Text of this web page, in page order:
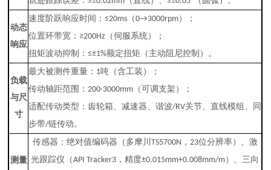
动态
响应
速度阶跃响应时间：≤20ms （0→3000rpm）；
位置环带宽： ≥200Hz （伺服系统）；
扭矩波动抑制：≤±1%额定扭矩（主动阻尼控制）。
负载
与尺
寸
最大被测件重量： 1吨（含工装）；
传动轴距范围： 200-3000mm （可调支架）；
适配传动类型：齿轮箱、减速器、谐波/RV关节、直线模组、同
步带/链传动。
测量
传感器：绝对值编码器（多摩川 TS5700N ， 23位分辨率）、激
光跟踪仪（API Tracker3 ，精度±0.015mm+0.008mm/m）、三向